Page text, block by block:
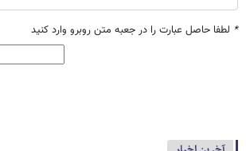
* لطفا حاصل عبارت را در جعبه متن روبرو وارد کنید